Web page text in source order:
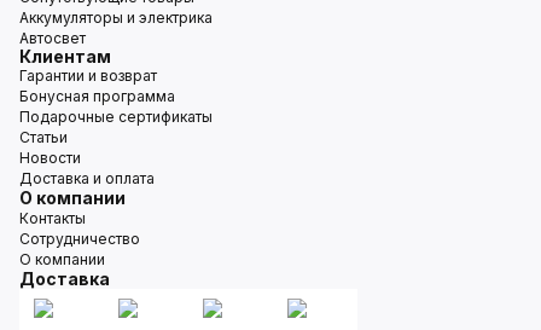
Аккумуляторы и электрика
Автосвет
Клиентам
Гарантии и возврат
Бонусная программа
Подарочные сертификаты
Статьи
Новости
Доставка и оплата
О компании
Контакты
Сотрудничество
О компании
Доставка